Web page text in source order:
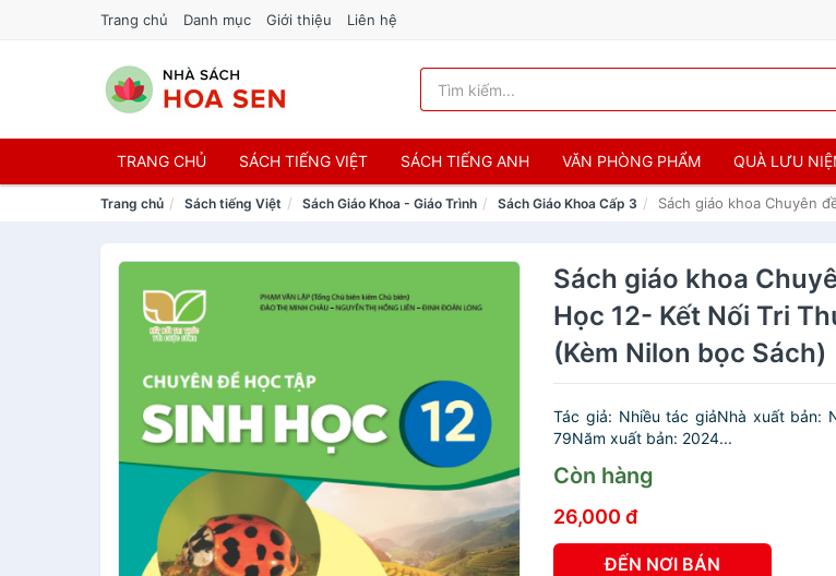
Trang chủ Danh mục Giới thiệu Liên hệ
TRANG CHỦ SÁCH TIẾNG VIỆT SÁCH TIẾNG ANH VĂN PHÒNG PHẨM QUÀ LƯU
Trang chủ Sách tiếng Việt Sách Giáo Khoa - Giáo Trình Sách Giáo Khoa Cấp 3 Sách giáo khoa Chuyên
Sách giáo khoa
Học 12- Kết Nối Tri
(Kèm Nilon bọc Sách)
Tác giả: Nhiều tác giảNhà xuất bản:
79Năm xuất bản: 2024...
Còn hàng
26,000 đ
ĐẾN NƠI BÁN